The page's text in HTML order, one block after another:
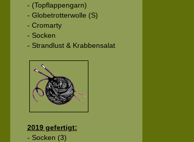
- (Topflappengarn)
- Globetrotterwolle (S)
- Cromarty
- Socken
- Strandlust & Krabbensalat
2019 gefertigt:
- Socken (3)